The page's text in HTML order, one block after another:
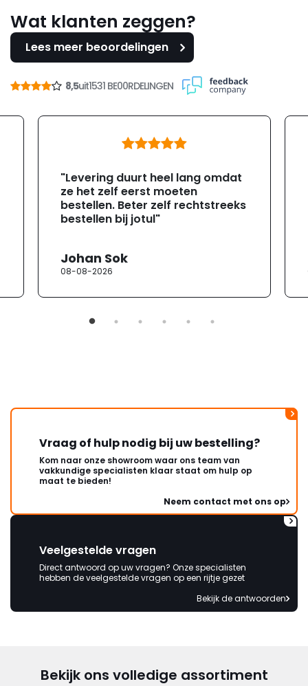
Wat klanten zeggen?
Lees meer beoordelingen
8,5uit1531 BE00RDELINGEN
"Levering duurt heel lang omdat
ze het zelf eerst moeten
bestellen. Beter zelf rechtstreeks
bestellen bij jotul"
Johan Sok
08-08-2026
Vraag of hulp nodig bij uw bestelling?
Kom naar onze showroom waar ons team van
vakkundige specialisten klaar staat om hulp op
maat te bieden!
Neem contact met ons op
Veelgestelde vragen
Direct antwoord op uw vragen? Onze specialisten
hebben de veelgestelde vragen op een rijtje gezet
Bekijk de antwoorden
Bekijk ons volledige assortiment